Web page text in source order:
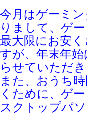
今月はゲーミ
りまして、ゲ
最大限にお安
すが、年末年
らせていただき
また、おうち
くために、ゲ
スクトップパ